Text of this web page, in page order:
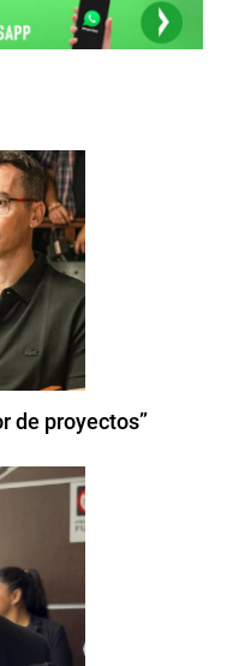
de proyectos”